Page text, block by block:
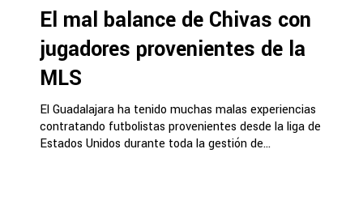
El mal balance de Chivas con
jugadores provenientes de la
MLS
El Guadalajara ha tenido muchas malas experiencias
contratando futbolistas provenientes desde la liga de
Estados Unidos durante toda la gestión de...